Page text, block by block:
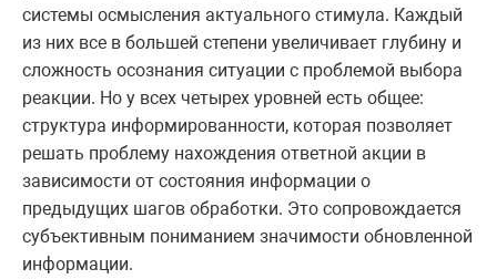
системы осмысления актуального стимула. Каждый
из них все в большей степени увеличивает глубину и
сложность осознания ситуации с проблемой выбора
реакции. Но у всех четырех уровней есть общее:
структура информированности, которая позволяет
решать проблему нахождения ответной акции в
зависимости от состояния информации о
предыдущих шагов обработки. Это сопровождается
субъективным пониманием значимости обновленной
информации.